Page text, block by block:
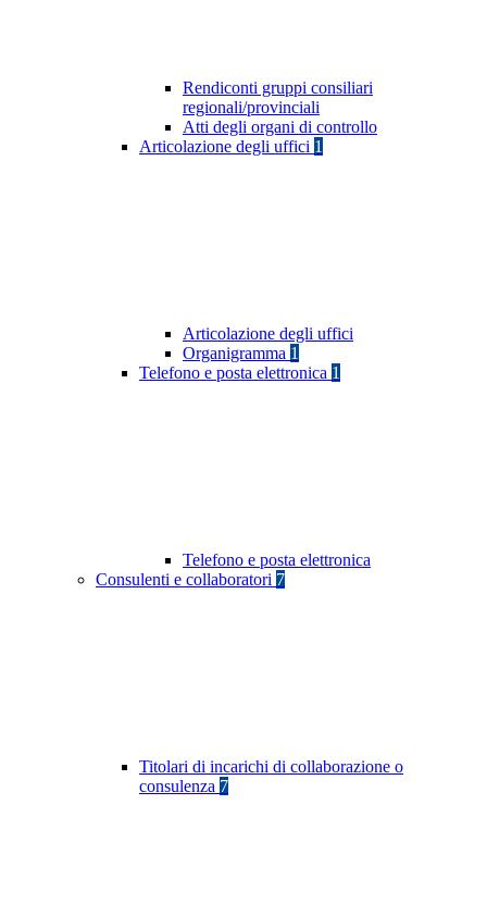
Rendiconti gruppi consiliari
regionali/provinciali
Atti degli organi di controllo
Articolazione degli uffici 1
Articolazione degli uffici
Organigramma 1
Telefono e posta elettronica 1
Telefono e posta elettronica
Consulenti e collaboratori 7
Titolari di incarichi di collaborazione o
consulenza 7